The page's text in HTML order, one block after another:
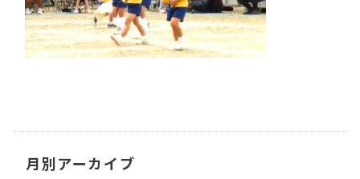
月別アーカイブ